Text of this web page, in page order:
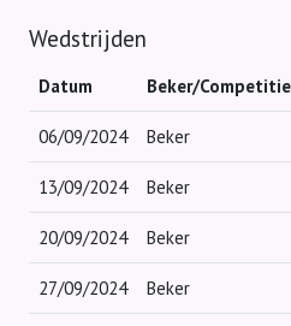
Wedstrijden
Datum Beker/Competitie
06/09/2024 Beker
13/09/2024 Beker
20/09/2024 Beker
27/09/2024 Beker